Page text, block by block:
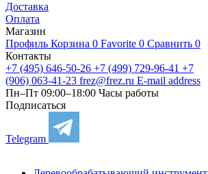
Доставка
Оплата
Магазин
Профиль Корзина 0 Favorite 0 Сравнить 0
Контакты
+7 (495) 646-50-26 +7 (499) 729-96-41 +7
(906) 063-41-23 frez@frez.ru E-mail address
Пн–Пт 09:00–18:00 Часы работы
Подписаться
Telegram